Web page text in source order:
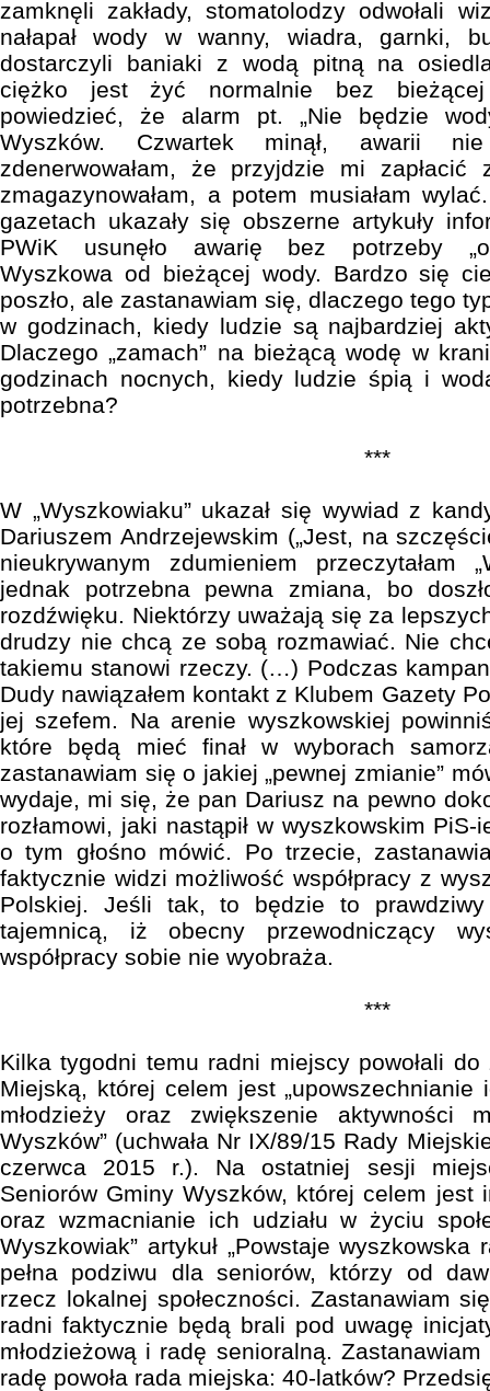
zamknęli zakłady, stomatolodzy odwołali
nałapał wody w wanny, wiadra, garnki,
dostarczyli baniaki z wodą pitną na
ciężko jest żyć normalnie bez bieżącej
powiedzieć, że alarm pt. „Nie będzie
Wyszków. Czwartek minął, awarii
zdenerwowałam, że przyjdzie mi
zmagazynowałam, a potem musiałam
gazetach ukazały się obszerne artykuły
PWiK usunęło awarię bez potrzeby
Wyszkowa od bieżącej wody. Bardzo się
poszło, ale zastanawiam się, dlaczego tego
w godzinach, kiedy ludzie są najbardziej
Dlaczego „zamach” na bieżącą wodę w
godzinach nocnych, kiedy ludzie śpią i
potrzebna?
***
W „Wyszkowiaku” ukazał się wywiad z
Dariuszem Andrzejewskim („Jest, na
nieukrywanym zdumieniem przeczytałam
jednak potrzebna pewna zmiana, bo
rozdźwięku. Niektórzy uważają się za
drudzy nie chcą ze sobą rozmawiać. Nie
takiemu stanowi rzeczy. (…) Podczas
Dudy nawiązałem kontakt z Klubem Gazety
jej szefem. Na arenie wyszkowskiej
które będą mieć finał w wyborach
zastanawiam się o jakiej „pewnej zmianie”
wydaje, mi się, że pan Dariusz na pewno
rozłamowi, jaki nastąpił w wyszkowskim
o tym głośno mówić. Po trzecie,
faktycznie widzi możliwość współpracy z
Polskiej. Jeśli tak, to będzie to
tajemnicą, iż obecny przewodniczący
współpracy sobie nie wyobraża.
***
Kilka tygodni temu radni miejscy powołali do
Miejską, której celem jest „upowszechnianie
młodzieży oraz zwiększenie aktywności
Wyszków” (uchwała Nr IX/89/15 Rady
czerwca 2015 r.). Na ostatniej sesji
Seniorów Gminy Wyszków, której celem jest
oraz wzmacnianie ich udziału w życiu
Wyszkowiak” artykuł „Powstaje wyszkowska
pełna podziwu dla seniorów, którzy od
rzecz lokalnej społeczności. Zastanawiam
radni faktycznie będą brali pod uwagę
młodzieżową i radę senioralną.
radę powoła rada miejska: 40-latków?